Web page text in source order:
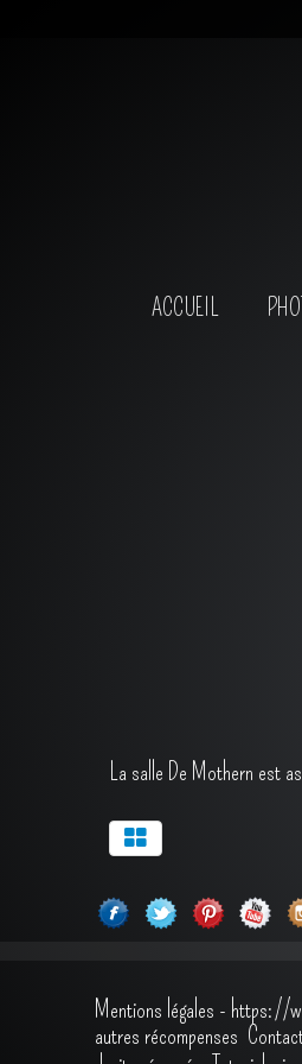
ACCUEIL
La salle De Mothern est
Mentions légales - https://
autres récompenses